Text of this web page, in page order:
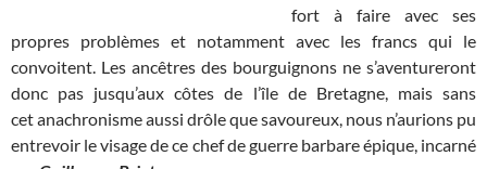
fort à faire avec ses
propres problèmes et notamment avec les francs qui le
convoitent. Les ancêtres des bourguignons ne s’aventureront
donc pas jusqu’aux côtes de l’île de Bretagne, mais sans
cet anachronisme aussi drôle que savoureux, nous n’aurions pu
entrevoir le visage de ce chef de guerre barbare épique, incarné